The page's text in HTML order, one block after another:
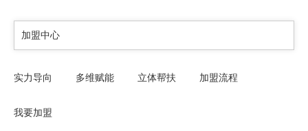
加盟中心
实力导向 多维赋能 立体帮扶 加盟流程
我要加盟